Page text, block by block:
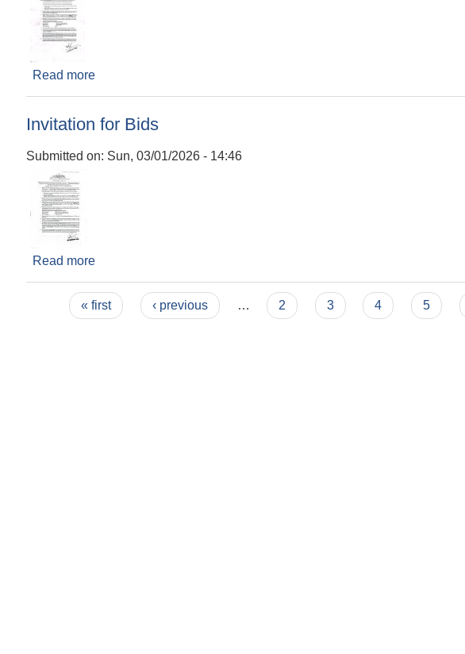
Read more
Invitation for Bids
Submitted on: Sun, 03/01/2026 - 14:46
Read more
Pages« first ‹ previous … 2 3 4 5